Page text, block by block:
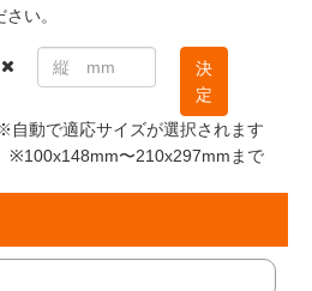
い。
決
定
自動で適応サイズが選択されます
※100x148mm〜210x297mmまで